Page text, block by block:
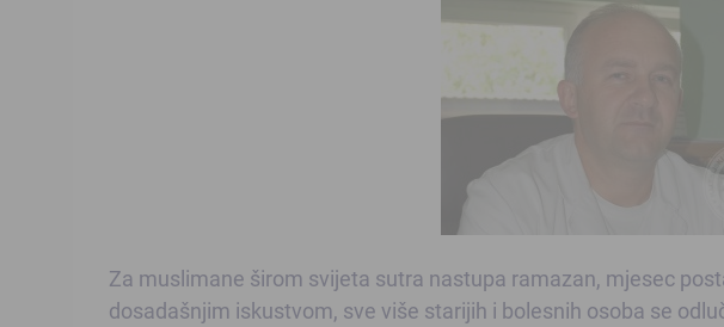
Za muslimane širom svijeta sutra nastupa ramazan, mjesec
dosadašnjim iskustvom, sve više starijih i bolesnih osoba se